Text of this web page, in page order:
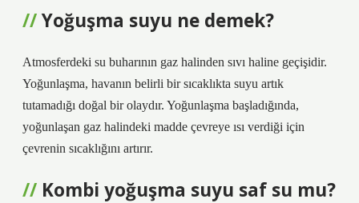
Yoğuşma suyu ne demek?
Atmosferdeki su buharının gaz halinden sıvı haline geçişidir.
Yoğunlaşma, havanın belirli bir sıcaklıkta suyu artık
tutamadığı doğal bir olaydır. Yoğunlaşma başladığında,
yoğunlaşan gaz halindeki madde çevreye ısı verdiği için
çevrenin sıcaklığını artırır.
Kombi yoğuşma suyu saf su mu?